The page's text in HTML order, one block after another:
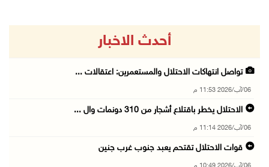
أحدث الاخبار
تواصل انتهاكات الاحتلال والمستعمرين: اعتقالات ...
06/آب/2026 11:53 م
الاحتلال يخطر باقتلاع أشجار من 310 دونمات وال ...
06/آب/2026 11:14 م
قوات الاحتلال تقتحم يعبد جنوب غرب جنين